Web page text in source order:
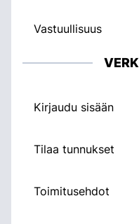
Vastuullisuus
Kirjaudu sisään
Tilaa tunnukset
Toimitusehdot